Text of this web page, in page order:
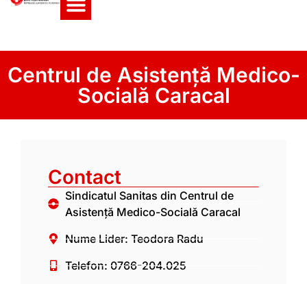
Centrul de Asistență Medico-
Socială Caracal
Contact
Sindicatul Sanitas din Centrul de
Asistență Medico-Socială Caracal
Nume Lider: Teodora Radu
Telefon: 0766-204.025